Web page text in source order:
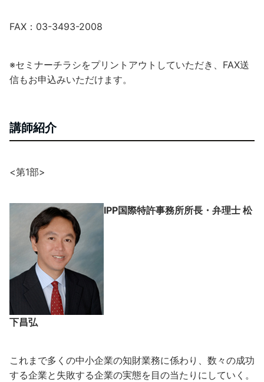
FAX：03-3493-2008
※セミナーチラシをプリントアウトしていただき、FAX送
信もお申込みいただけます。
講師紹介
<第1部>
IPP国際特許事務所所長・弁理士 松
下昌弘
これまで多くの中小企業の知財業務に係わり、数々の成功
する企業と失敗する企業の実態を目の当たりにしていく。